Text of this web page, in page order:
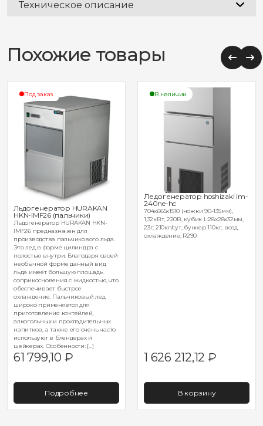
Техническое описание
Похожие товары
Под заказ
Льдогенератор HURAKAN
HKN-IMF26 (пальчики)
Льдогенератор HURAKAN HKN-
IMF26 предназначен для
производства пальчикового льда.
Это лед в форме цилиндра с
полостью внутри. Благодаря своей
необычной форме данный вид
льда имеет большую площадь
соприкосновения с жидкостью, что
обеспечивает быстрое
охлаждение. Пальчиковый лед
широко применяется для
приготовления коктейлей,
алкогольных и прохладительных
напитков, а также его очень часто
используют в блендерах и
шейкерах. Особенности: […]
61 799,10 ₽
Подробнее
В наличии
Ледогенератор hoshizaki im-
240ne-hc
704х665х1510 (ножки 90-135мм),
1,32кВт, 220В, кубик L:28x28x32мм,
23г; 210кг/сут, бункер 110кг, возд.
охлаждение, R290
1 626 212,12 ₽
В корзину